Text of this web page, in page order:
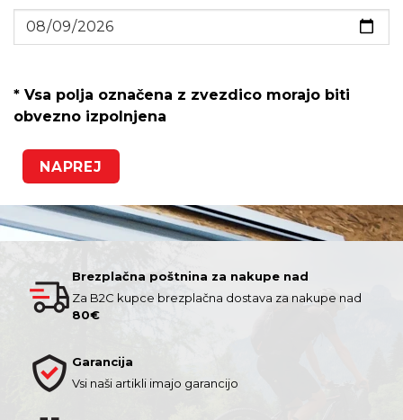
* Vsa polja označena z zvezdico morajo biti
obvezno izpolnjena
NAPREJ
Brezplačna poštnina za nakupe nad
Za B2C kupce brezplačna dostava za nakupe nad
80€
Garancija
Vsi naši artikli imajo garancijo